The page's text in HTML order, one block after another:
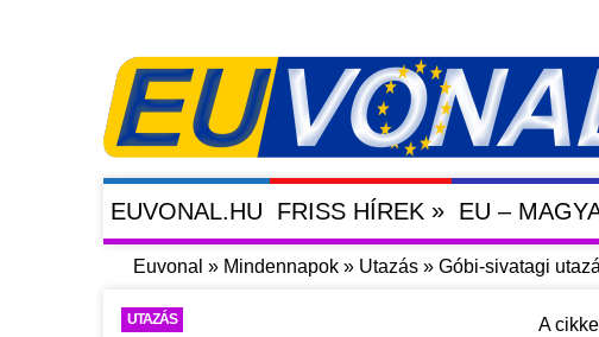
EUVONAL.HU FRISS HÍREK » EU –
Euvonal » Mindennapok » Utazás » Góbi-sivatagi
UTAZÁS A